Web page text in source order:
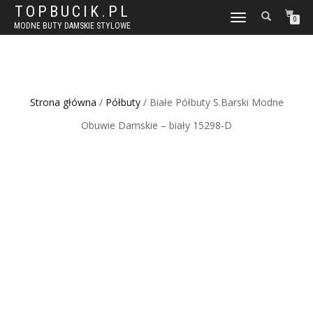
TOPBUCIK.PL
MODNE BUTY DAMSKIE STYLOWE
WŁĄCZ
NAWIGACJĘ
0
Strona główna / Półbuty/ Białe Półbuty S.Barski Modne
Obuwie Damskie – biały 15298-D